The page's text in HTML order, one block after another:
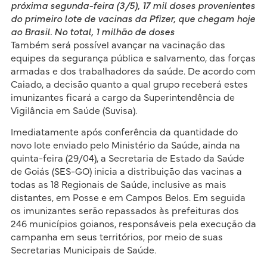
próxima segunda-feira (3/5), 17 mil doses provenientes
do primeiro lote de vacinas da Pfizer, que chegam hoje
ao Brasil. No total, 1 milhão de doses
Também será possível avançar na vacinação das
equipes da segurança pública e salvamento, das forças
armadas e dos trabalhadores da saúde. De acordo com
Caiado, a decisão quanto a qual grupo receberá estes
imunizantes ficará a cargo da Superintendência de
Vigilância em Saúde (Suvisa).
Imediatamente após conferência da quantidade do
novo lote enviado pelo Ministério da Saúde, ainda na
quinta-feira (29/04), a Secretaria de Estado da Saúde
de Goiás (SES-GO) inicia a distribuição das vacinas a
todas as 18 Regionais de Saúde, inclusive as mais
distantes, em Posse e em Campos Belos. Em seguida
os imunizantes serão repassados às prefeituras dos
246 municípios goianos, responsáveis pela execução da
campanha em seus territórios, por meio de suas
Secretarias Municipais de Saúde.